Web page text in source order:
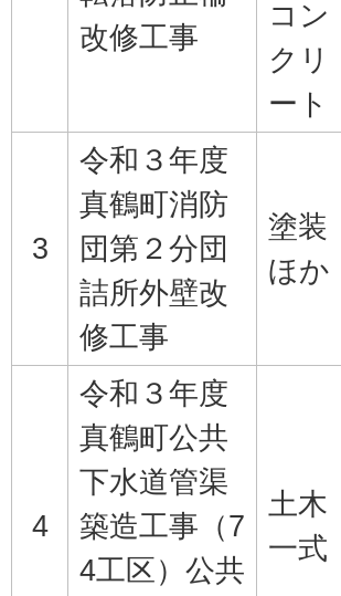
改修工事
コン
クリ
ート
3
令和３年度
真鶴町消防
団第２分団
詰所外壁改
修工事
塗装
ほか
4
令和３年度
真鶴町公共
下水道管渠
築造工事（7
4工区）公共
土木
一式